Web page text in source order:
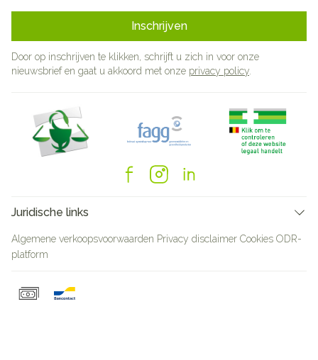
Inschrijven
Door op inschrijven te klikken, schrijft u zich in voor onze
nieuwsbrief en gaat u akkoord met onze privacy policy
Juridische links
Algemene verkoopsvoorwaarden Privacy disclaimer Cookies ODR-
platform